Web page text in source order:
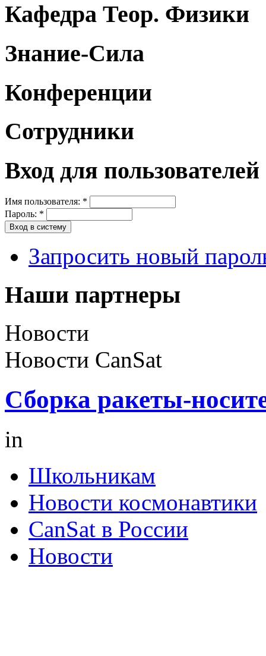
Кафедра Теор. Физики
Знание-Сила
Конференции
Сотрудники
Вход для пользователей
Имя пользователя: *
Пароль: *
Запросить новый
Наши партнеры
Новости
Новости CanSat
Сборка ракеты-
in
Школьникам
Новости космонавтики
CanSat в России
Новости